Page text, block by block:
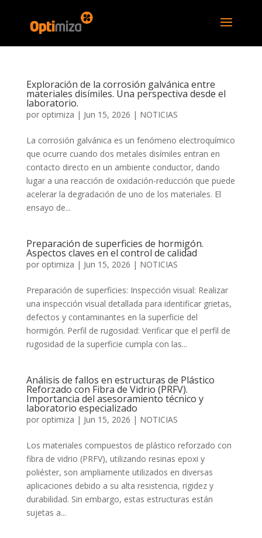
Exploración de la corrosión galvánica entre
materiales disímiles. Una perspectiva desde el
laboratorio.
por optimiza | Jun 15, 2026 | NOTICIAS
La corrosión galvánica es un fenómeno electroquímico
que ocurre cuando dos metales disímiles entran en
contacto directo en un ambiente conductor, dando
lugar a una reacción de oxidación-reducción que puede
acelerar la degradación de uno de los materiales. El
ensayo de...
Preparación de superficies de hormigón.
Aspectos claves en el control de calidad
por optimiza | Jun 15, 2026 | NOTICIAS
Preparación de superficies: Inspección visual: Realizar
una inspección visual detallada para identificar grietas,
defectos y contaminantes en la superficie del
hormigón. Perfil de rugosidad: Verificar que el perfil de
rugosidad de la superficie cumpla con las...
Análisis de fallos en estructuras de Plástico
Reforzado con Fibra de Vidrio (PRFV).
Importancia del asesoramiento técnico y
laboratorio especializado
por optimiza | Jun 15, 2026 | NOTICIAS
Los materiales compuestos de plástico reforzado con
fibra de vidrio (PRFV), utilizando resinas epoxi y
poliéster, son ampliamente utilizados en diversas
aplicaciones debido a su alta resistencia, rigidez y
durabilidad. Sin embargo, estas estructuras están
sujetas a...